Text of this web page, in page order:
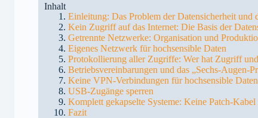
Inhalt
Einleitung: Das Problem der Datensicherheit und
Kein Zugriff auf das Internet: Die Basis der
Getrennte Netzwerke: Organisation und
Eigenes Netzwerk für hochsensible Daten
Protokollierung aller Zugriffe: Wer hat Zugriff
Betriebsvereinbarungen und das „Sechs-Augen-
Keine VPN-Verbindungen für hochsensible Daten
USB-Zugänge sperren
Komplett gekapselte Systeme: Keine Patch-
Fazit